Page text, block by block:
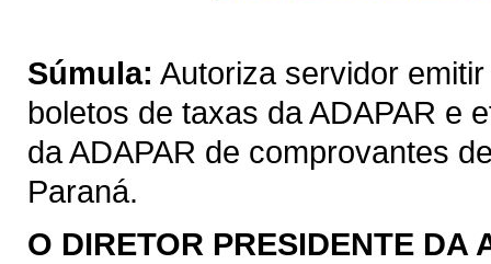
Súmula: Autoriza servidor
boletos de taxas da ADAPAR e
da ADAPAR de comprovantes
Paraná.
O DIRETOR PRESIDENTE DA